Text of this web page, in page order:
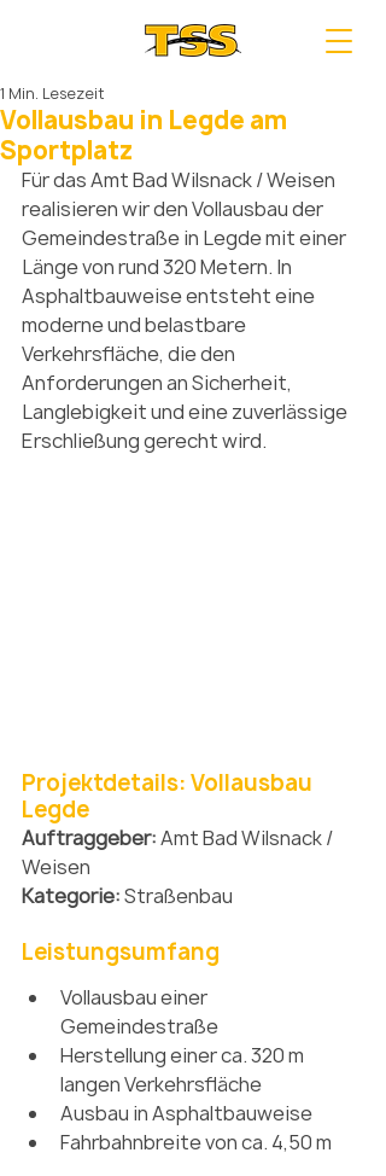
Vollausbau in Legde am
Sportplatz
1 Min. Lesezeit
Für das Amt Bad Wilsnack / Weisen
realisieren wir den Vollausbau der
Gemeindestraße in Legde mit einer
Länge von rund 320 Metern. In
Asphaltbauweise entsteht eine
moderne und belastbare
Verkehrsfläche, die den
Anforderungen an Sicherheit,
Langlebigkeit und eine zuverlässige
Erschließung gerecht wird.
Projektdetails: Vollausbau
Legde
Auftraggeber: Amt Bad Wilsnack /
Weisen
Kategorie: Straßenbau
Leistungsumfang
Vollausbau einer
Gemeindestraße
Herstellung einer ca. 320 m
langen Verkehrsfläche
Ausbau in Asphaltbauweise
Fahrbahnbreite von ca. 4,50 m